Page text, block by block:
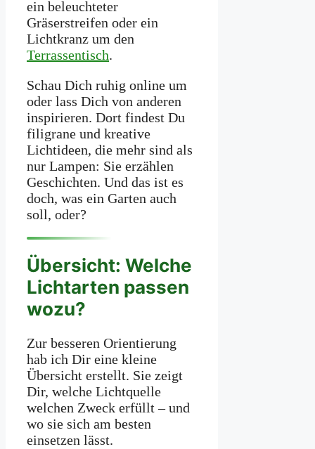
ein beleuchteter
Gräserstreifen oder ein
Lichtkranz um den
Terrassentisch.
Schau Dich ruhig online um
oder lass Dich von anderen
inspirieren. Dort findest Du
filigrane und kreative
Lichtideen, die mehr sind als
nur Lampen: Sie erzählen
Geschichten. Und das ist es
doch, was ein Garten auch
soll, oder?
Übersicht: Welche
Lichtarten passen
wozu?
Zur besseren Orientierung
hab ich Dir eine kleine
Übersicht erstellt. Sie zeigt
Dir, welche Lichtquelle
welchen Zweck erfüllt – und
wo sie sich am besten
einsetzen lässt.